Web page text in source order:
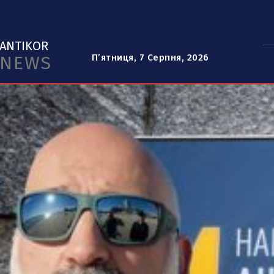
ANTIKOR
NEWS П’ятниця, 7 Серпня, 2026